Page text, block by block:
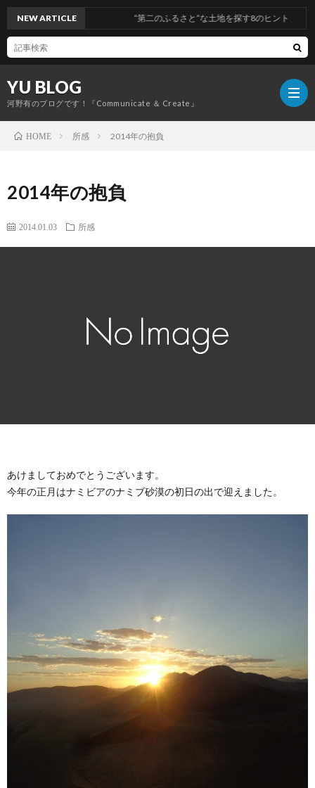
YU BLOG
河野有のブログです！『Communicate ＆ Create』
ミ
旅
NEW ARTICLE “第二のふるさと”な土地を探す8のヒント
HOME 所感 2014年の抱負
2014年の抱負
2014.01.03 所感
あけましておめでとうございます。
今年の正月はナミビアのナミブ砂漠の初日の出で迎えました。